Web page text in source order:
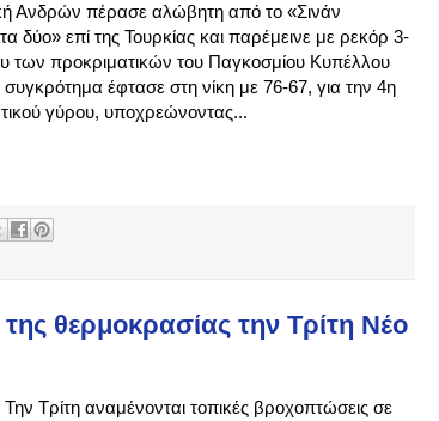
Ανδρών πέρασε αλώβητη από το «Σινάν
δύο» επί της Τουρκίας και παρέμεινε με ρεκόρ 3-
των προκριματικών του Παγκοσμίου Κυπέλλου
έφτασε στη νίκη με 76-67, για την 4η
γύρου, υποχρεώνοντας...
θερμοκρασίας την Τρίτη Νέο
Τρίτη αναμένονται τοπικές βροχοπτώσεις σε